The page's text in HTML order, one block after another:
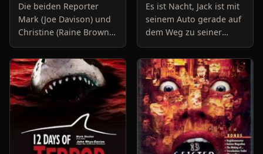
Die beiden Reporter
Mark (Joe Davison) und
Christine (Raine Brown)
haben keine Lust mehr
auf belanglose
Boulevard-Meldungen
und befassen sich
neuerdings mit Se
Es ist Nacht, Jack ist mit
seinem Auto gerade auf
dem Weg zu seiner
Freundin, um diese
abzuholen. Die Uhr im
Auto springt auf 11:14h,
genau in dem Moment
fäll